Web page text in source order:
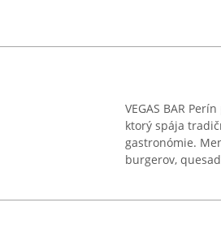
VEGAS BAR
ktorý spája
gastronómie.
burgerov,